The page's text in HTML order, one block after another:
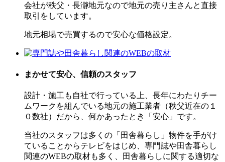
会社が秩父・長瀞地元なので地元の売り主さんと直接
取引をしています。
地元相場で売買するので安心な価格設定。
まかせて安心、 信頼のスタッフ
設計・施工も自社で行っている上、長年にわたりチー
ムワークを組んでいる地元の施工業者（秩父近在の１
０数社）だから、何かあったとき「安心」です。
当社のスタッフは多くの「田舎暮らし」物件を手がけ
ていることからテレビをはじめ、専門誌や田舎暮らし
関連のWEBの取材も多く、田舎暮らしに関する適切な